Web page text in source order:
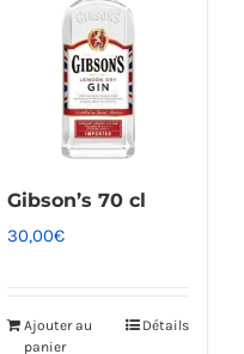
Gibson’s 70 cl
30,00€
Ajouter au
panier
Détails